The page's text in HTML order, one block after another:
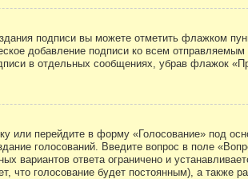
подписи вы можете отметить флажком
добавление подписи ко всем
в отдельных сообщениях, убрав флажок
или перейдите в форму «Голосование» под
голосований. Введите вопрос в поле
вариантов ответа ограничено и
что голосование будет постоянным), а также